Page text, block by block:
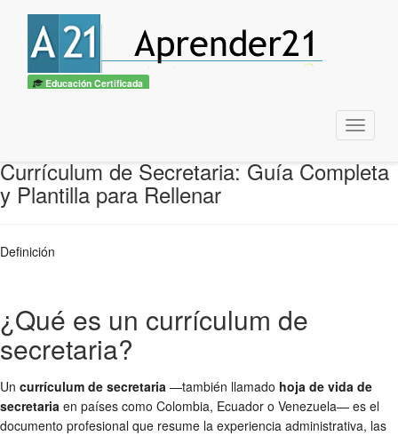
Educación Certificada
Menu
Currículum de Secretaria: Guía Completa
y Plantilla para Rellenar
Definición
¿Qué es un currículum de
secretaria?
Un currículum de secretaria —también llamado hoja de vida de
secretaria en países como Colombia, Ecuador o Venezuela— es el
documento profesional que resume la experiencia administrativa, las